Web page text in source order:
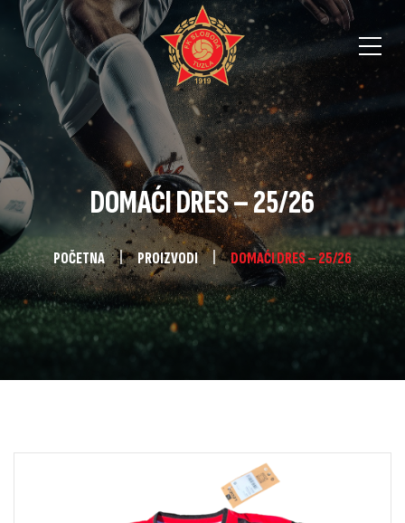
DOMAĆI DRES – 25/26
POČETNA PROIZVODI DOMAĆI DRES – 25/26